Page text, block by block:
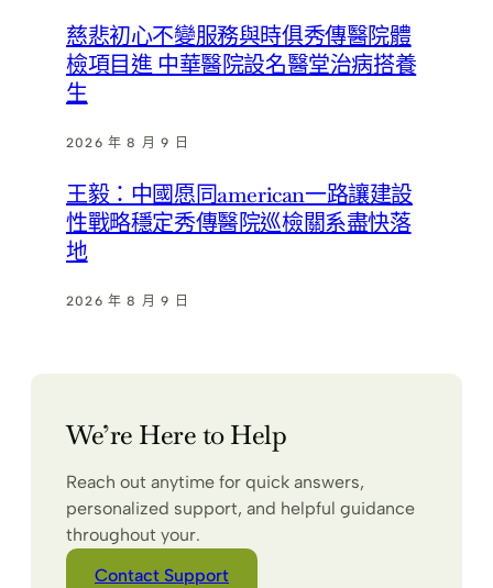
慈悲初心不變服務與時俱秀傳醫院體
檢項目進 中華醫院設名醫堂治病搭養
生
2026 年 8 月 9 日
王毅：中國愿同american一路讓建設
性戰略穩定秀傳醫院巡檢關系盡快落
地
2026 年 8 月 9 日
We’re Here to Help
Reach out anytime for quick answers,
personalized support, and helpful guidance
throughout your.
Contact Support